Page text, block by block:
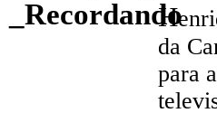
Hen
da
para